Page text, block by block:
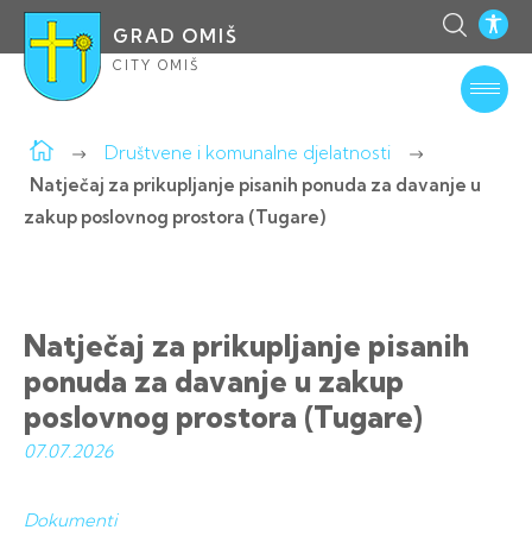
GRAD OMIŠ
CITY OMIŠ
Društvene i komunalne djelatnosti
Natječaj za prikupljanje pisanih ponuda za davanje u
zakup poslovnog prostora (Tugare)
Natječaj za prikupljanje pisanih
ponuda za davanje u zakup
poslovnog prostora (Tugare)
07.07.2026
Dokumenti